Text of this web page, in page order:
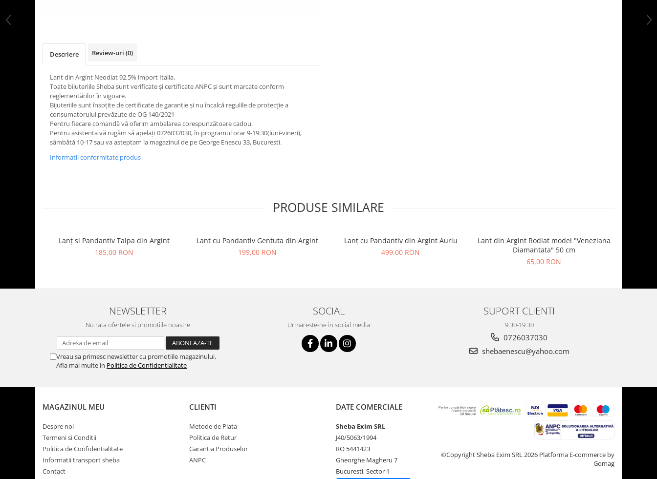
Descriere Review-uri (0)
Lant din Argint Neodiat 92,5% import Italia.
Toate bijuteriile Sheba sunt verificate şi certificate ANPC și sunt marcate conform
reglementărilor în vigoare.
Bijuteriile sunt însoţite de certificate de garanţie și nu încalcă regulile de protecție a
consumatorului prevăzute de OG 140/2021
Pentru fiecare comandă vă oferim ambalarea corespunzătoare cadou.
Pentru asistenta vă rugăm să apelați 0726037030, în programul orar 9-19:30(luni-vineri),
sâmbătă 10-17 sau va asteptam la magazinul de pe George Enescu 33, Bucuresti.
Informatii conformitate produs
PRODUSE SIMILARE
Lanț si Pandantiv Talpa din Argint
185,00 RON
Lant cu Pandantiv Gentuta din Argint
199,00 RON
Lanț cu Pandantiv din Argint Auriu
499,00 RON
Lant din Argint Rodiat model "Veneziana
Diamantata" 50 cm
65,00 RON
NEWSLETTER
Nu rata ofertele si promotiile noastre
Vreau sa primesc newsletter cu promotiile magazinului.
Afla mai multe in Politica de Confidentialitate
SOCIAL
Urmareste-ne in social media
SUPORT CLIENTI
9:30-19:30
0726037030
shebaenescu@yahoo.com
MAGAZINUL MEU
Despre noi
Termeni si Conditii
Politica de Confidentialitate
Informatii transport sheba
Contact
CLIENTI
Metode de Plata
Politica de Retur
Garantia Produselor
ANPC
DATE COMERCIALE
Sheba Exim SRL
J40/5063/1994
RO 5441423
Gheorghe Magheru 7
Bucuresti, Sector 1
©Copyright Sheba Exim SRL 2026 Platforma E-commerce by
Gomag